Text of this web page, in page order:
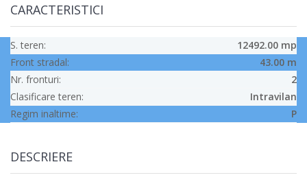
CARACTERISTICI
S. teren:
12492.00 mp
Front stradal:
43.00 m
Nr. fronturi:
2
Clasificare teren:
Intravilan
Regim inaltime:
P
DESCRIERE